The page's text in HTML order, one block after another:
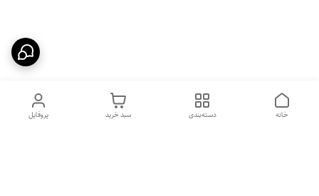
پروفایل سبد خرید دسته‌بندی خانه